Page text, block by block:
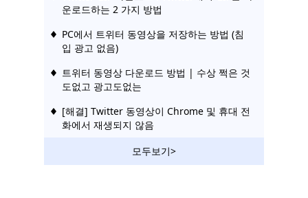
운로드하는 2 가지 방법
PC에서 트위터 동영상을 저장하는 방법 (침
입 광고 없음)
트위터 동영상 다운로드 방법 | 수상 쩍은 것
도없고 광고도없는
[해결] Twitter 동영상이 Chrome 및 휴대 전
화에서 재생되지 않음
5 최고의 PC 및 전화 용 트위터 비디오 다운
로더 앱
모두보기>